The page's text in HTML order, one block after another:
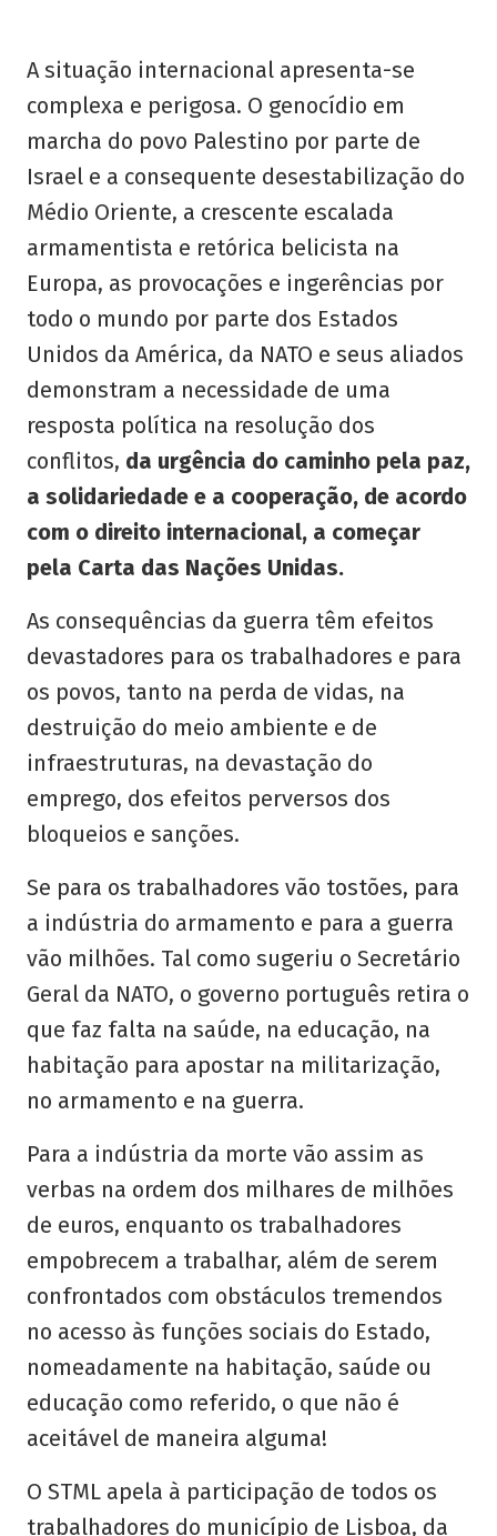
A situação internacional apresenta-se
complexa e perigosa. O genocídio em
marcha do povo Palestino por parte de
Israel e a consequente desestabilização do
Médio Oriente, a crescente escalada
armamentista e retórica belicista na
Europa, as provocações e ingerências por
todo o mundo por parte dos Estados
Unidos da América, da NATO e seus aliados
demonstram a necessidade de uma
resposta política na resolução dos
conflitos, da urgência do caminho pela paz,
a solidariedade e a cooperação, de acordo
com o direito internacional, a começar
pela Carta das Nações Unidas.
As consequências da guerra têm efeitos
devastadores para os trabalhadores e para
os povos, tanto na perda de vidas, na
destruição do meio ambiente e de
infraestruturas, na devastação do
emprego, dos efeitos perversos dos
bloqueios e sanções.
Se para os trabalhadores vão tostões, para
a indústria do armamento e para a guerra
vão milhões. Tal como sugeriu o Secretário
Geral da NATO, o governo português retira o
que faz falta na saúde, na educação, na
habitação para apostar na militarização,
no armamento e na guerra.
Para a indústria da morte vão assim as
verbas na ordem dos milhares de milhões
de euros, enquanto os trabalhadores
empobrecem a trabalhar, além de serem
confrontados com obstáculos tremendos
no acesso às funções sociais do Estado,
nomeadamente na habitação, saúde ou
educação como referido, o que não é
aceitável de maneira alguma!
O STML apela à participação de todos os
trabalhadores do município de Lisboa, da